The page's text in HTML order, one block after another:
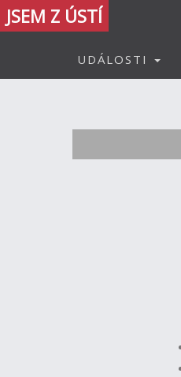
JSEM Z ÚSTÍ
UDÁLOSTI